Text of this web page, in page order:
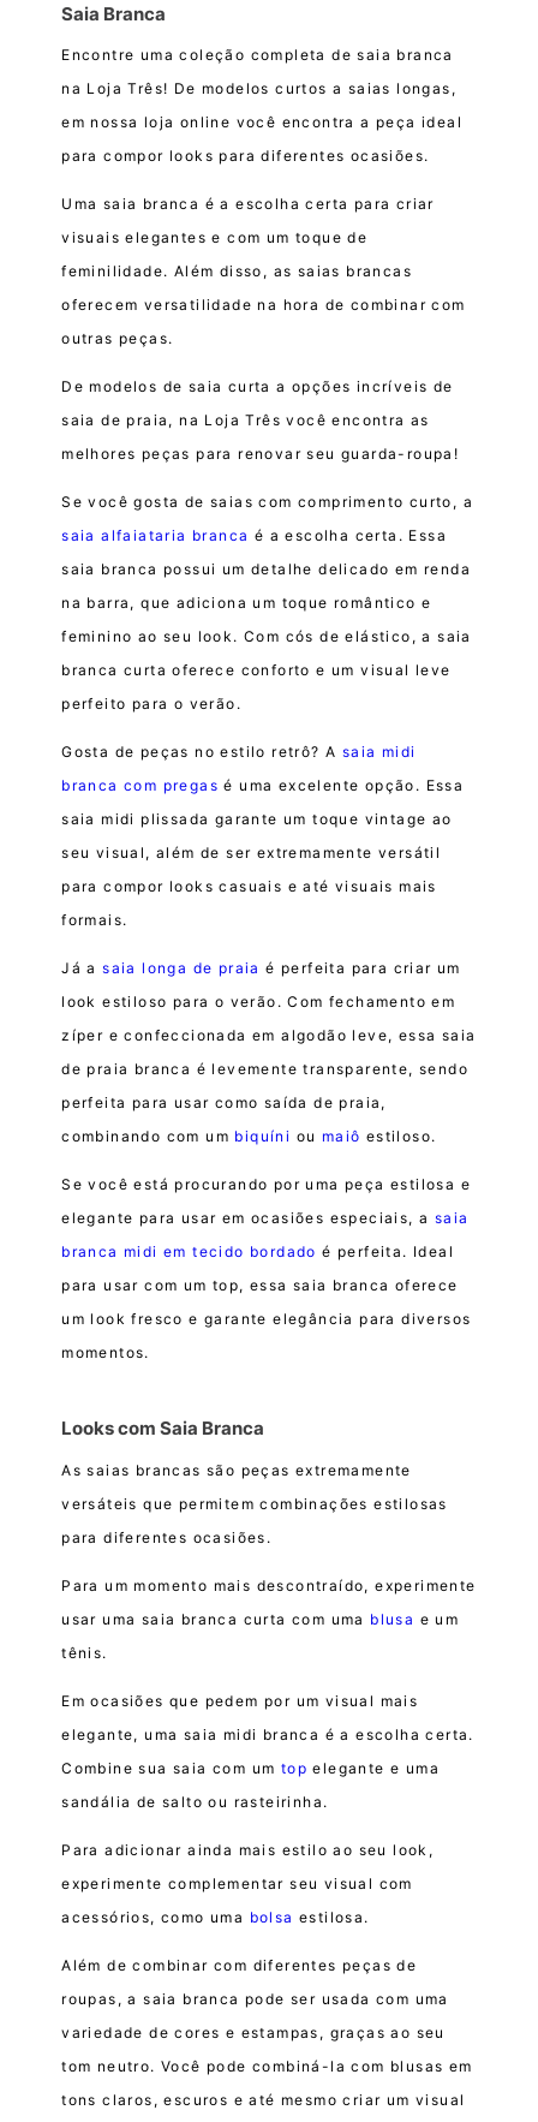
Saia Branca
Encontre uma coleção completa de saia branca
na Loja Três! De modelos curtos a saias longas,
em nossa loja online você encontra a peça ideal
para compor looks para diferentes ocasiões.
Uma saia branca é a escolha certa para criar
visuais elegantes e com um toque de
feminilidade. Além disso, as saias brancas
oferecem versatilidade na hora de combinar com
outras peças.
De modelos de saia curta a opções incríveis de
saia de praia, na Loja Três você encontra as
melhores peças para renovar seu guarda-roupa!
Se você gosta de saias com comprimento curto, a
saia alfaiataria branca é a escolha certa. Essa
saia branca possui um detalhe delicado em renda
na barra, que adiciona um toque romântico e
feminino ao seu look. Com cós de elástico, a saia
branca curta oferece conforto e um visual leve
perfeito para o verão.
Gosta de peças no estilo retrô? A saia midi
branca com pregas é uma excelente opção. Essa
saia midi plissada garante um toque vintage ao
seu visual, além de ser extremamente versátil
para compor looks casuais e até visuais mais
formais.
Já asaia longa de praia é perfeita para criar um
look estiloso para o verão. Com fechamento em
zíper e confeccionada em algodão leve, essa saia
de praia branca é levemente transparente, sendo
perfeita para usar como saída de praia,
combinando com um biquíni ou maiô estiloso.
Se você está procurando por uma peça estilosa e
elegante para usar em ocasiões especiais, a saia
branca midi em tecido bordado é perfeita. Ideal
para usar com um top, essa saia branca oferece
um look fresco e garante elegância para diversos
momentos.
Looks com Saia Branca
As saias brancas são peças extremamente
versáteis que permitem combinações estilosas
para diferentes ocasiões.
Para um momento mais descontraído, experimente
usar uma saia branca curta com uma blusa e um
tênis.
Em ocasiões que pedem por um visual mais
elegante, uma saia midi branca é a escolha certa.
Combine sua saia com um top elegante e uma
sandália de salto ou rasteirinha.
Para adicionar ainda mais estilo ao seu look,
experimente complementar seu visual com
acessórios, como uma bolsa estilosa.
Além de combinar com diferentes peças de
roupas, a saia branca pode ser usada com uma
variedade de cores e estampas, graças ao seu
tom neutro. Você pode combiná-la com blusas em
tons claros, escuros e até mesmo criar um visual